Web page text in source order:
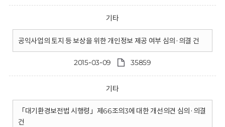
기타
공익사업의 토지 등 보상을 위한 개인정보 제공 여부 심의·의결 건
2015-03-09 35859
기타
「대기환경보전법 시행령」제66조의3에 대한 개선의견 심의·의결
건